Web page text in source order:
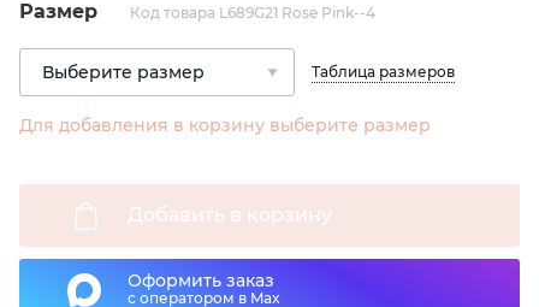
Размер Код товара L689G21 Rose Pink--4
Таблица размеров
Для добавления в корзину выберите размер
Добавить в корзину
Оформить заказ
с оператором в Max